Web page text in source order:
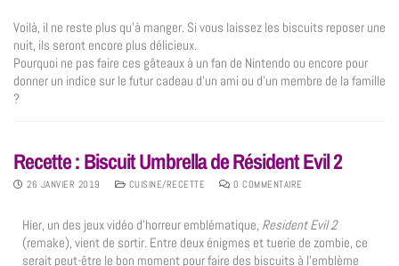
Voilà, il ne reste plus qu’à manger. Si vous laissez les biscuits reposer une
nuit, ils seront encore plus délicieux.
Pourquoi ne pas faire ces gâteaux à un fan de Nintendo ou encore pour
donner un indice sur le futur cadeau d’un ami ou d’un membre de la famille
?
Recette : Biscuit Umbrella de Résident Evil 2
26 JANVIER 2019 CUISINE/RECETTE 0 COMMENTAIRE
Hier, un des jeux vidéo d’horreur emblématique, Resident Evil 2
(remake), vient de sortir. Entre deux énigmes et tuerie de zombie, ce
serait peut-être le bon moment pour faire des biscuits à l’emblème